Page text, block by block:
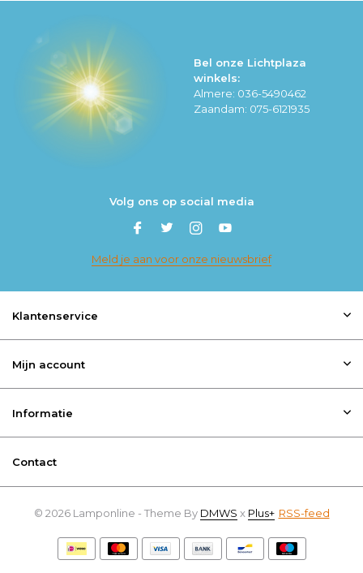
Bel onze Lichtplaza
winkels:
Almere: 036-5490462
Zaandam: 075-6121935
Volg ons op social media
Meld je aan voor onze nieuwsbrief
Klantenservice
Mijn account
Informatie
Contact
© 2026 Lamponline - Theme By DMWS x Plus+ RSS-feed